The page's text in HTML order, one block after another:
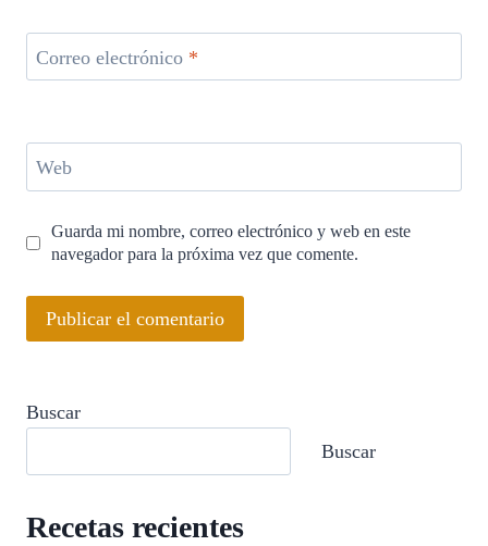
Correo electrónico *
Web
Guarda mi nombre, correo electrónico y web en este
navegador para la próxima vez que comente.
Buscar
Buscar
Recetas recientes